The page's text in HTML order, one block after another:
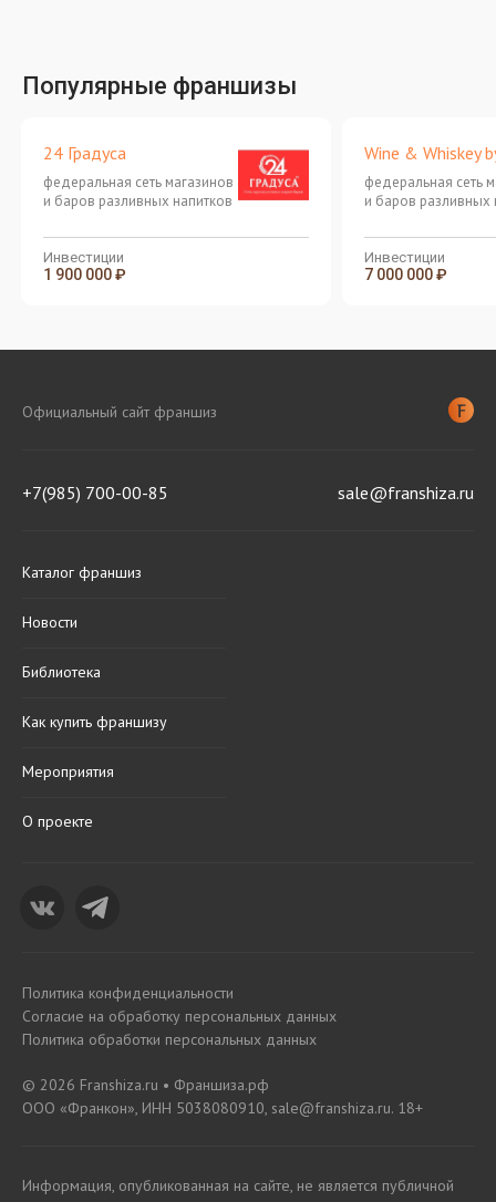
Популярные франшизы
24 Градуса
федеральная сеть магазинов
и баров разливных напитков
Инвестиции
1 900 000 ₽
Wine & Whiskey
федеральная сеть
и баров разливных
Инвестиции
7 000 000 ₽
Официальный сайт франшиз
+7(985) 700-00-85 sale@franshiza.ru
Каталог франшиз
Новости
Библиотека
Как купить франшизу
Мероприятия
О проекте
Политика конфиденциальности
Согласие на обработку персональных данных
Политика обработки персональных данных
© 2026 Franshiza.ru • Франшиза.рф
ООО «Франкон», ИНН 5038080910, sale@franshiza.ru. 18+
Информация, опубликованная на сайте, не является публичной